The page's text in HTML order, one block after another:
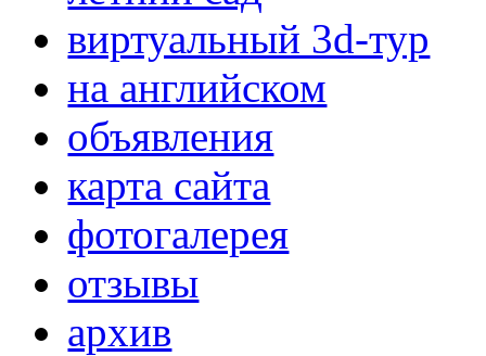
виртуальный 3d-тур
на английском
объявления
карта сайта
фотогалерея
отзывы
архив